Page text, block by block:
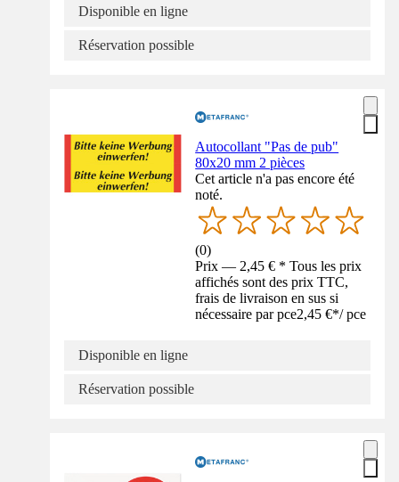
Disponible en ligne
Réservation possible
Autocollant "Pas de pub"
80x20 mm 2 pièces
Cet article n'a pas encore été
noté.
(0)
Prix — 2,45 € * Tous les prix
affichés sont des prix TTC,
frais de livraison en sus si
nécessaire par pce2,45 €*/ pce
Disponible en ligne
Réservation possible